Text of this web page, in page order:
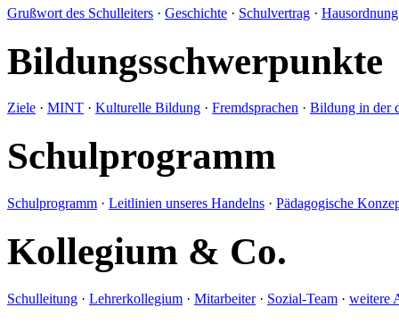
Grußwort des Schulleiters · Geschichte · Schulvertrag · Hausordnung
Bildungsschwerpunkte
Ziele · MINT · Kulturelle Bildung · Fremdsprachen · Bildung in der
Schulprogramm
Schulprogramm · Leitlinien unseres Handelns · Pädagogische
Kollegium & Co.
Schulleitung · Lehrerkollegium · Mitarbeiter· Sozial-Team · weitere